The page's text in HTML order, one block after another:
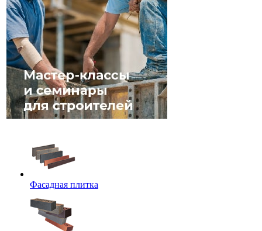
Фасадная плитка